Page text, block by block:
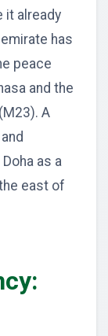
it already
has
peace
and the
A
as a
east of